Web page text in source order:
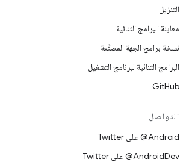
التنزيل
معاينة البرامج الثنائية
نسخة برامج الجهة المصنِّعة
البرامج الثنائية لبرنامج التشغيل
GitHub
التواصل
‎@Android على Twitter
‎@AndroidDev على Twitter